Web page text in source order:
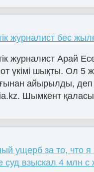
журналист бес
журналист Арай
үкімі шықты. Ол 5
айырылды,
Шымкент
ущерб за то, что
суд взыскал 4 млн с